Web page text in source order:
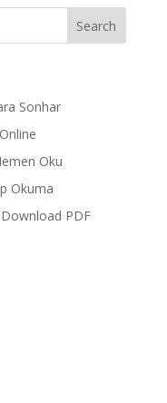
Sonhar
Oku
Okuma
PDF